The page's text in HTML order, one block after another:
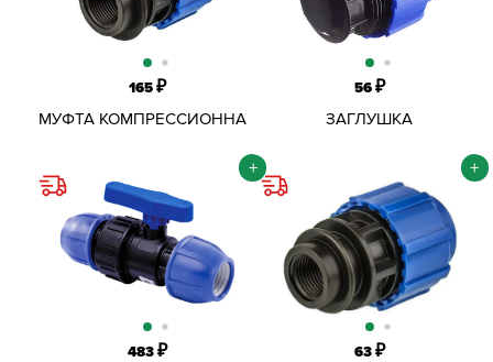
165₽
МУФТА КОМПРЕССИОННАЯ
56₽
ЗАГЛУШКА
483₽
+
63₽
+